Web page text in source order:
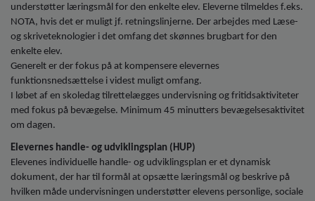
understøtter læringsmål for den enkelte elev. Eleverne tilmeldes f.eks.
NOTA, hvis det er muligt jf. retningslinjerne. Der arbejdes med Læse-
og skriveteknologier i det omfang det skønnes brugbart for den
enkelte elev.
Generelt er der fokus på at kompensere elevernes
funktionsnedsættelse i videst muligt omfang.
I løbet af en skoledag tilrettelægges undervisning og fritidsaktiviteter
med fokus på bevægelse. Minimum 45 minutters bevægelsesaktivitet
om dagen.
Elevernes handle- og udviklingsplan (HUP)
Elevenes individuelle handle- og udviklingsplan er et dynamisk
dokument, der har til formål at opsætte læringsmål og beskrive på
hvilken måde undervisningen understøtter elevens personlige, sociale